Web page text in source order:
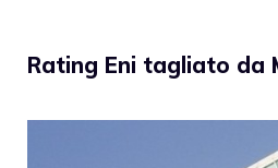
Rating Eni tagliato da